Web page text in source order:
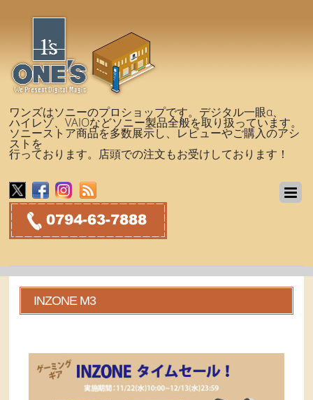
ワンズはソニーのプロショップです。デジタル一眼α、
ハイレゾ、VAIOなどソニー製品全般を取り扱っています。
ソニーストア商品を多数展示し、レビューやご購入のアシ
ストを
行っております。店頭での注文もお受けしております！
INZONE M3